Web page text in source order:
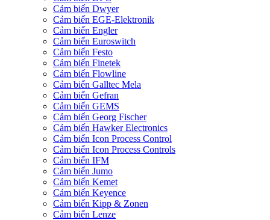
Cảm biến Dwyer
Cảm biến EGE-Elektronik
Cảm biến Engler
Cảm biến Euroswitch
Cảm biến Festo
Cảm biến Finetek
Cảm biến Flowline
Cảm biến Galltec Mela
Cảm biến Gefran
Cảm biến GEMS
Cảm biến Georg Fischer
Cảm biến Hawker Electronics
Cảm biến Icon Process Control
Cảm biến Icon Process Controls
Cảm biến IFM
Cảm biến Jumo
Cảm biến Kemet
Cảm biến Keyence
Cảm biến Kipp & Zonen
Cảm biến Lenze